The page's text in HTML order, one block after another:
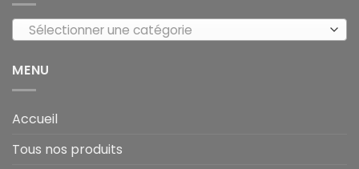
Sélectionner une catégorie
MENU
Accueil
Tous nos produits